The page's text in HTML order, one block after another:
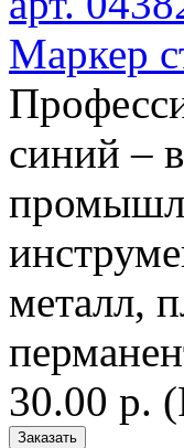
Маркер
синий –
металл,
30.00 р.